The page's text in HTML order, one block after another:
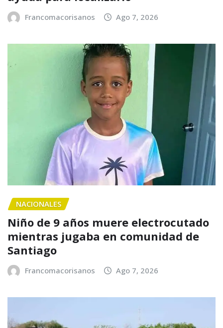
Francomacorisanos Ago 7, 2026
NACIONALES
Niño de 9 años muere electrocutado
mientras jugaba en comunidad de
Santiago
Francomacorisanos Ago 7, 2026